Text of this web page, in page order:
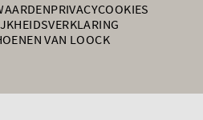
PRIVACYCOOKIES
VAN LOOCK